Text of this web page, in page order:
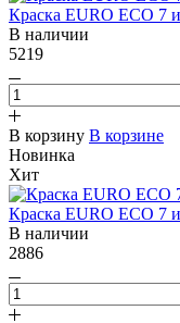
Краска EURO ECO 7
В наличии
5219
В корзину В корзине
Новинка
Хит
Краска EURO ECO 7
В наличии
2886